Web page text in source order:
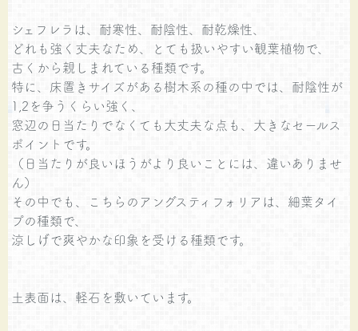
シェフレラは、耐寒性、耐陰性、耐乾燥性、
どれも強く丈夫なため、とても扱いやすい観葉植物で、
古くから親しまれている種類です。
特に、床置きサイズがある樹木系の種の中では、耐陰性が
1,2を争うくらい強く、
窓辺の日当たりでなくても大丈夫な点も、大きなセールス
ポイントです。
（日当たりが良いほうがより良いことには、違いありませ
ん）
その中でも、こちらのアングスティフォリアは、細葉タイ
プの種類で、
涼しげで爽やかな印象を受ける種類です。
土表面は、軽石を敷いています。